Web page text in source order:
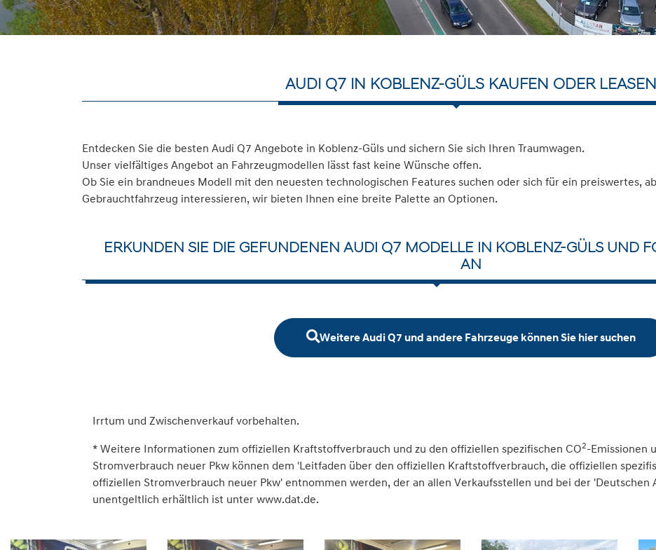
AUDI Q7 IN KOBLENZ-GÜLS KAUFEN ODER LEASEN
Entdecken Sie die besten Audi Q7 Angebote in Koblenz-Güls und sichern Sie sich Ihren Traumwagen.
Unser vielfältiges Angebot an Fahrzeugmodellen lässt fast keine Wünsche offen.
Ob Sie ein brandneues Modell mit den neuesten technologischen Features suchen oder sich für ein preiswertes,
Gebrauchtfahrzeug interessieren, wir bieten Ihnen eine breite Palette an Optionen.
ERKUNDEN SIE DIE GEFUNDENEN AUDI Q7 MODELLE IN KOBLENZ-GÜLS UND
AN
Weitere Audi Q7 und andere Fahrzeuge können Sie hier suchen
Irrtum und Zwischenverkauf vorbehalten.
* Weitere Informationen zum offiziellen Kraftstoffverbrauch und zu den offiziellen spezifischen CO2-Emissionen
Stromverbrauch neuer Pkw können dem 'Leitfaden über den offiziellen Kraftstoffverbrauch, die offiziellen
offiziellen Stromverbrauch neuer Pkw' entnommen werden, der an allen Verkaufsstellen und bei der 'Deutschen
unentgeltlich erhältlich ist unter www.dat.de.